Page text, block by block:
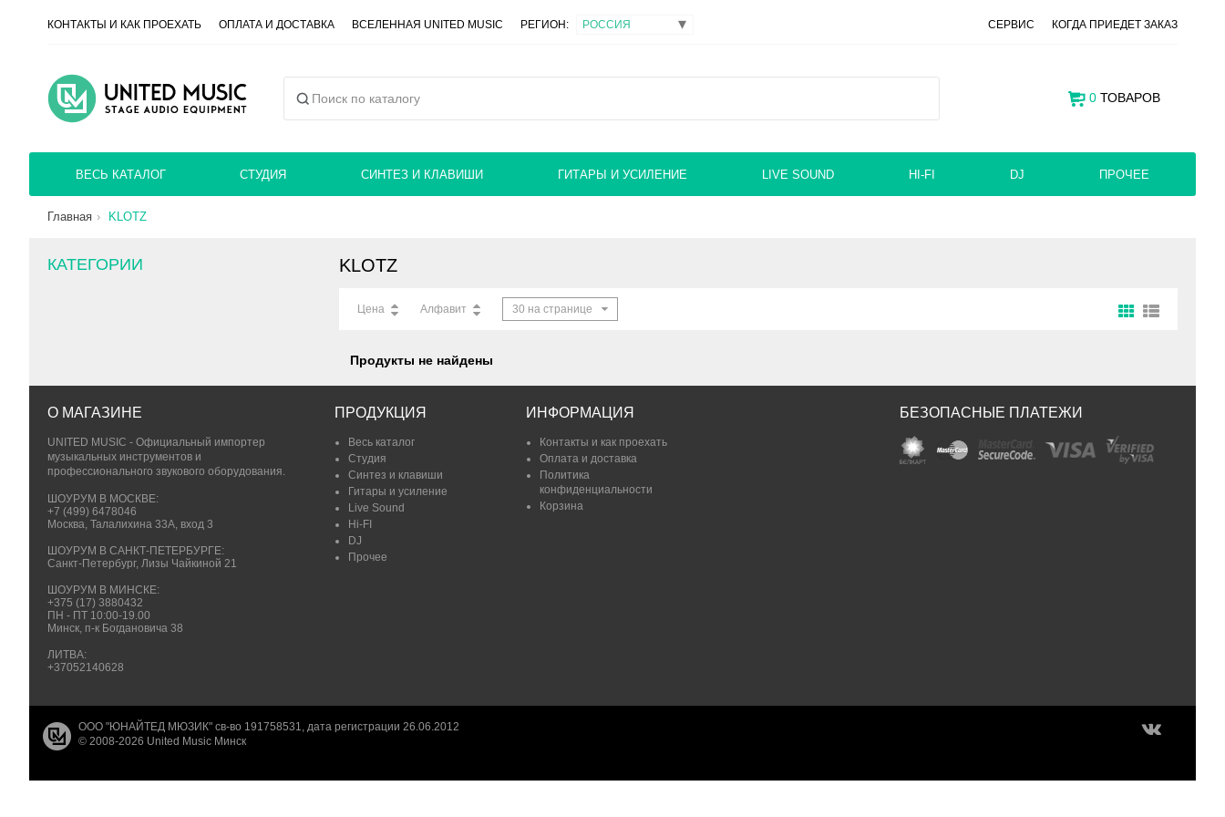
КОНТАКТЫ И КАК ПРОЕХАТЬ ОПЛАТА И ДОСТАВКА ВСЕЛЕННАЯ UNITED MUSIC РЕГИОН: СЕРВИС КОГДА ПРИЕДЕТ ЗАКАЗ
0 ТОВАРОВ
ВЕСЬ КАТАЛОГ СТУДИЯ СИНТЕЗ И КЛАВИШИ ГИТАРЫ И УСИЛЕНИЕ LIVE SOUND HI-FI DJ ПРОЧЕЕ
Главная KLOTZ
КАТЕГОРИИ KLOTZ
Цена Алфавит 30 на странице
Продукты не найдены
О МАГАЗИНЕ
UNITED MUSIC - Официальный импортер
музыкальных инструментов и
профессионального звукового оборудования.
ШОУРУМ В МОСКВЕ:
+7 (499) 6478046
Москва, Талалихина 33А, вход 3
ШОУРУМ В САНКТ-ПЕТЕРБУРГЕ:
Санкт-Петербург, Лизы Чайкиной 21
ШОУРУМ В МИНСКЕ:
+375 (17) 3880432
ПН - ПТ 10:00-19.00
Минск, п-к Богдановича 38
ЛИТВА:
+37052140628
ПРОДУКЦИЯ
Весь каталог
Студия
Синтез и клавиши
Гитары и усиление
Live Sound
Hi-FI
DJ
Прочее
ИНФОРМАЦИЯ
Контакты и как проехать
Оплата и доставка
Политика
конфиденциальности
Корзина
БЕЗОПАСНЫЕ ПЛАТЕЖИ
ООО "ЮНАЙТЕД МЮЗИК" св-во 191758531, дата регистрации 26.06.2012
© 2008-2026 United Music Минск